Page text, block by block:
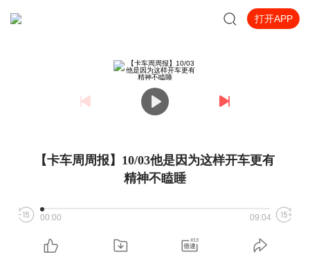
打开APP
【卡车周周报】10/03他是因为这样开车更有
精神不瞌睡
00:00 09:04